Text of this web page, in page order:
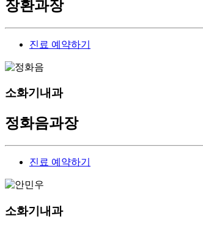
장환과장
진료 예약하기
소화기내과
정화음과장
진료 예약하기
소화기내과